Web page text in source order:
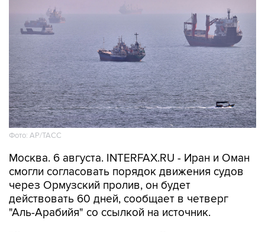
Фото: AP/ТАСС
Москва. 6 августа. INTERFAX.RU - Иран и Оман
через Ормузский пролив, он будет
действовать 60 дней, сообщает в четверг
"Аль-Арабийя" со ссылкой на источник.
"О соглашении по открытию Ормузского